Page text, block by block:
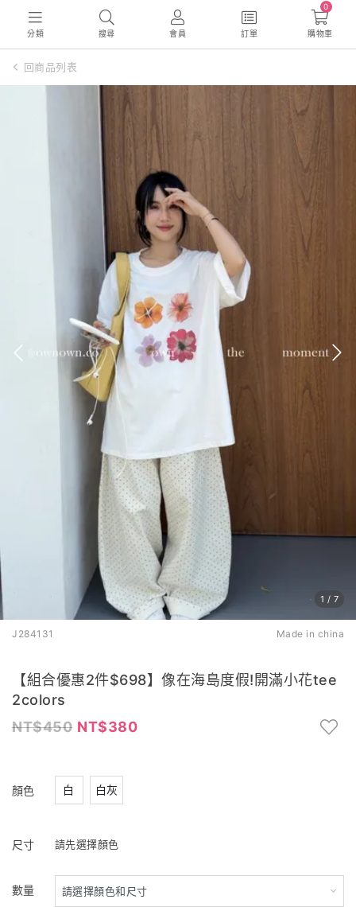
分類 搜尋 會員 訂單
0
購物車
回商品列表
1 / 7
J284131 Made in china
【組合優惠2件$698】像在海島度假!開滿小花tee
2colors
450
380
顏色 白 白灰
尺寸 請先選擇顏色
數量